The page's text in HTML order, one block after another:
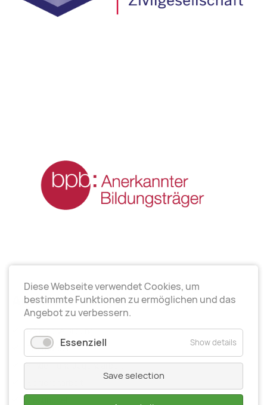
Arbeitsrichtungen
Politische Bildung
Elternarbeit
Kinder- und Jugendarbeit
Diese Webseite verwendet Cookies, um
bestimmte Funktionen zu ermöglichen und das
Angebot zu verbessern.
Essenziell Show details
Save selection